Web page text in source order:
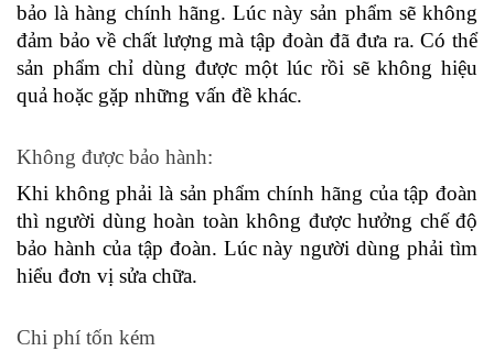
bảo là hàng chính hãng. Lúc này sản phẩm sẽ không
đảm bảo về chất lượng mà tập đoàn đã đưa ra. Có thể
sản phẩm chỉ dùng được một lúc rồi sẽ không hiệu
quả hoặc gặp những vấn đề khác.
Không được bảo hành:
Khi không phải là sản phẩm chính hãng của tập đoàn
thì người dùng hoàn toàn không được hưởng chế độ
bảo hành của tập đoàn. Lúc này người dùng phải tìm
hiểu đơn vị sửa chữa.
Chi phí tốn kém